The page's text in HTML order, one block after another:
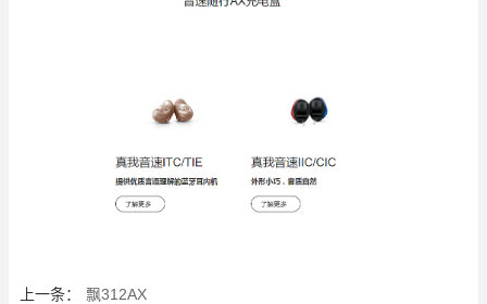
上一条：
飘312AX